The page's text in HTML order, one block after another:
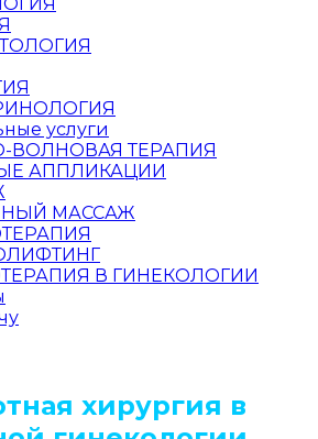
услуги
ВОЛНОВАЯ ТЕРАПИЯ
АППЛИКАЦИИ
МАССАЖ
В ГИНЕКОЛОГИИ
хирургия в